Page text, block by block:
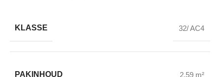
KLASSE 32/ AC4
PAKINHOUD 2,59 m²